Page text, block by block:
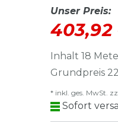
Unser Preis:
Inhalt 18
Grundpreis
* inkl. ges. MwSt.
Sofort